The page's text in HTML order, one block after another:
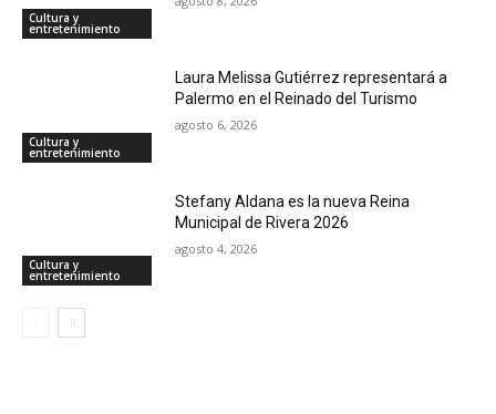
Cultura y
entretenimiento
Cultura y
entretenimiento
Laura Melissa Gutiérrez representará a
Palermo en el Reinado del Turismo
agosto 6, 2026
Cultura y
entretenimiento
Stefany Aldana es la nueva Reina
Municipal de Rivera 2026
agosto 4, 2026